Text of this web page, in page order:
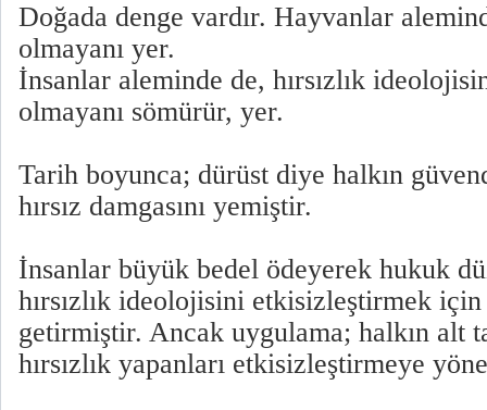
Doğada denge vardır. Hayvanlar
olmayanı yer.
İnsanlar aleminde de, hırsızlık
olmayanı sömürür, yer.
Tarih boyunca; dürüst diye halkın
hırsız damgasını yemiştir.
İnsanlar büyük bedel ödeyerek hukuk
hırsızlık ideolojisini etkisizleştirmek
getirmiştir. Ancak uygulama; halkın alt
hırsızlık yapanları etkisizleştirmeye